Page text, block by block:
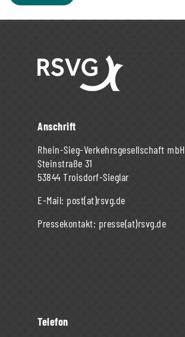
Anschrift
Rhein-Sieg-Verkehrsgesellschaft mbH
Steinstraße 31
53844 Troisdorf-Sieglar
E-Mail: post(at)rsvg.de
Pressekontakt: presse(at)rsvg.de
Telefon